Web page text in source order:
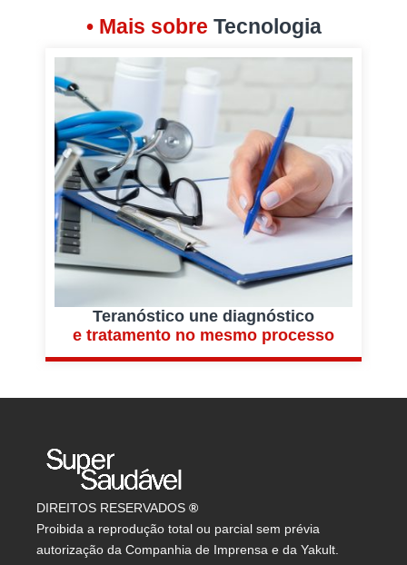
• Mais sobre Tecnologia
Teranóstico une diagnóstico
e tratamento no mesmo processo
DIREITOS RESERVADOS ®
Proibida a reprodução total ou parcial sem prévia
autorização da Companhia de Imprensa e da Yakult.